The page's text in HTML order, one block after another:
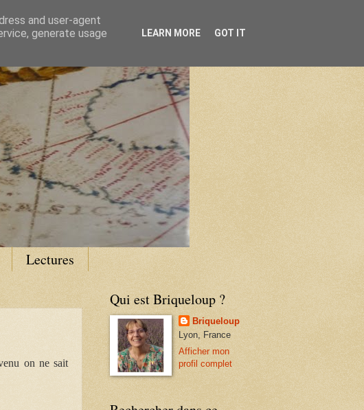
Lectures
on ne sait
Qui est Briqueloup ?
Briqueloup
Lyon, France
Afficher mon
profil complet
and user-agent
generate usage
LEARN MORE GOT IT